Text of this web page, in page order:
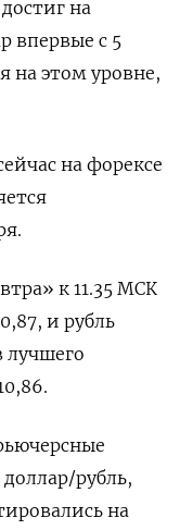
на
впервые с 5
на этом уровне,
на форексе
к 11.35 МСК
и рубль
лучшего
рубль,
на